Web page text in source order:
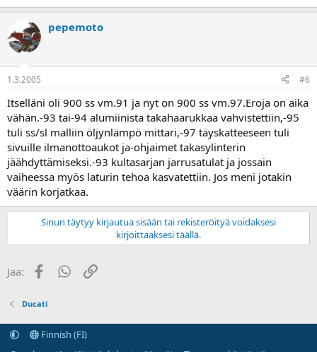
pepemoto
1.3.2005 #6
Itselläni oli 900 ss vm.91 ja nyt on 900 ss vm.97.Eroja on aika
vähän.-93 tai-94 alumiinista takahaarukkaa vahvistettiin,-95
tuli ss/sl malliin öljynlämpö mittari,-97 täyskatteeseen tuli
sivuille ilmanottoaukot ja-ohjaimet takasylinterin
jäähdyttämiseksi.-93 kultasarjan jarrusatulat ja jossain
vaiheessa myös laturin tehoa kasvatettiin. Jos meni jotakin
väärin korjatkaa.
Sinun täytyy kirjautua sisään tai rekisteröityä voidaksesi
kirjoittaaksesi täällä.
Jaa: FacebookWhatsApp
Linkki
Ducati
Finnish (FI)